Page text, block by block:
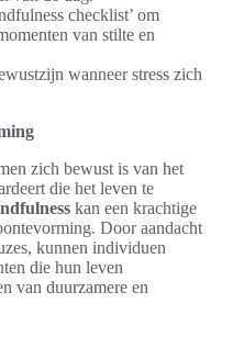
checklist’ om
van stilte en
wanneer stress zich
zich bewust is van het
die het leven te
kan een krachtige
Door aandacht
kunnen individuen
die hun leven
van duurzamere en